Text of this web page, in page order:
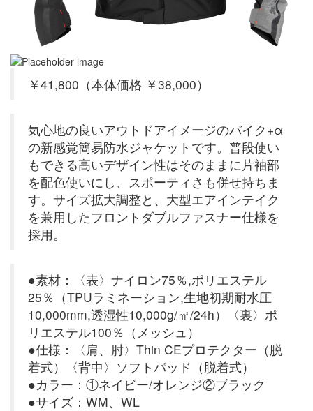
￥41,800（本体価格 ￥38,000）
気心地の良いアウトドアイメージのバイク+α
の新感覚簡易防水ジャケットです。普段使い
もできる高いデザイン性はそのままに片袖部
を配色使いにし、スポーティさも併せ持ちま
す。サイズ拡大調整と、大型エアインテイク
を兼用したフロントダブルファスナー仕様を
採用。
●素材：〈表〉ナイロン75％,ポリエステル
25％（TPUラミネーション,生地初期耐水圧
10,000mm,透湿性10,000g/㎡/24h）〈裏〉ポ
リエステル100％（メッシュ）
●仕様：〈肩、肘〉Thin CEプロテクター（脱
着式）〈背中〉ソフトパッド（脱着式）
●カラー：①ネイビー/オレンジ②ブラック
●サイズ：WM、WL